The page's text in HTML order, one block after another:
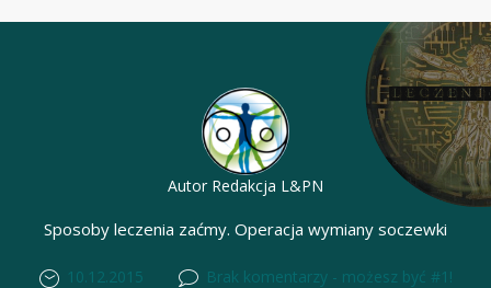
Autor Redakcja L&PN
Sposoby leczenia zaćmy. Operacja wymiany soczewki
10.12.2015
Brak komentarzy - możesz być #1!